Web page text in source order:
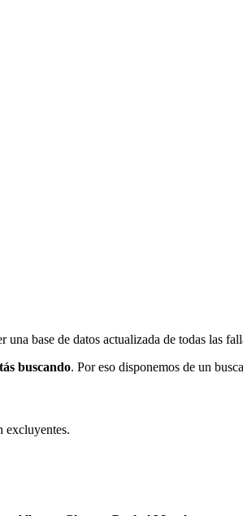
una base de datos actualizada de todas las
buscando. Por eso disponemos de un
excluyentes.